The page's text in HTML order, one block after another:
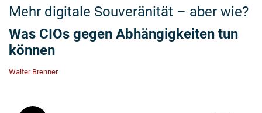
Mehr digitale Souveränität – aber wie?
Was CIOs gegen Abhängigkeiten tun
können
Walter Brenner